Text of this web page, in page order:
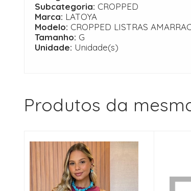
Subcategoria: CROPPED
Marca: LATOYA
Modelo: CROPPED LISTRAS
Tamanho: G
Unidade: Unidade(s)
Produtos da